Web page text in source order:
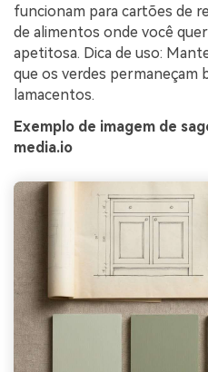
funcionam para cartões de
de alimentos onde você
apetitosa. Dica de uso:
que os verdes permaneçam
lamacentos.
Exemplo de imagem de
media.io